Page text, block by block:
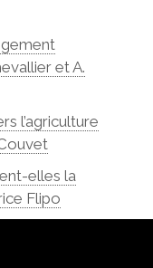
et A.
l’agriculture
elles la
Flipo